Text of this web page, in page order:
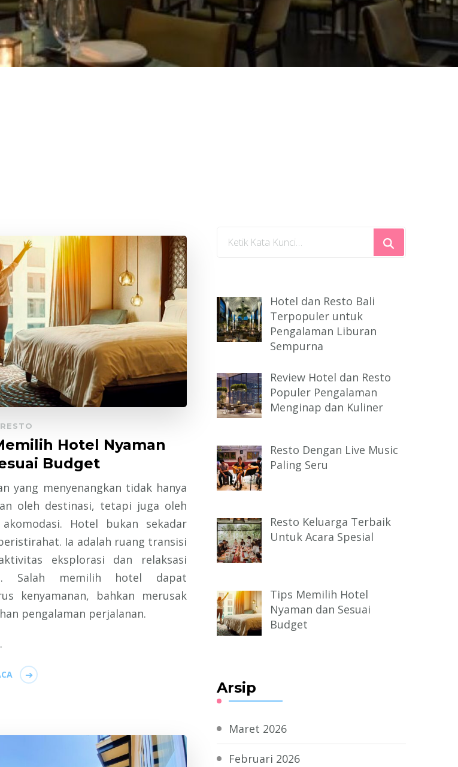
Hotel Nyaman
Budget
yang menyenangkan tidak hanya
oleh destinasi, tetapi juga oleh
Hotel bukan sekadar
Ia adalah ruang transisi
eksplorasi dan relaksasi
Salah memilih hotel dapat
kenyamanan, bahkan merusak
pengalaman perjalanan.
Mencari
Hotel dan Resto Bali
Terpopuler untuk
Pengalaman Liburan
Sempurna
Review Hotel dan Resto
Populer Pengalaman
Menginap dan Kuliner
Resto Dengan Live Music
Paling Seru
Resto Keluarga Terbaik
Untuk Acara Spesial
Tips Memilih Hotel
Nyaman dan Sesuai
Budget
Arsip
Maret 2026
Februari 2026